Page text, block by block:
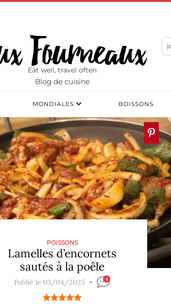
Eat well, travel often
Blog de cuisine
MONDIALES BOISSONS
POISSONS
Lamelles d’encornets
sautés à la poêle
Publié le 03/04/2025 4